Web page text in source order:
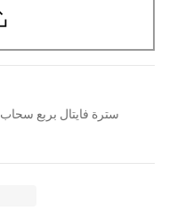
سترة فايتال بربع سحاب